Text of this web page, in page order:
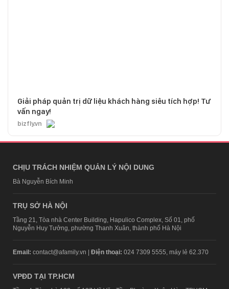
Giải pháp quản trị dữ liệu khách hàng siêu tích hợp! Tư
vấn ngay!
bizfly.vn
CHỊU TRÁCH NHIỆM QUẢN LÝ NỘI DUNG
Bà Nguyễn Bích Minh
TRỤ SỞ HÀ NỘI
Tầng 21, Tòa nhà Center Building, Hapulico Complex, Số 01, phố
Nguyễn Huy Tưởng, phường Thanh Xuân, thành phố Hà Nội
Email: contact@afamily.vn | Điện thoại: 024 7309 5555, máy lẻ 62.370
VPĐD TẠI TP.HCM